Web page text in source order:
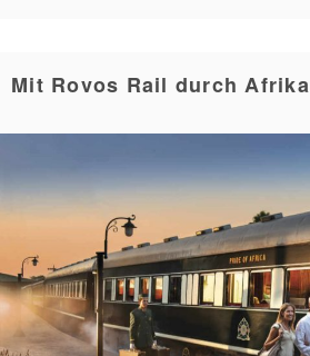
Mit Rovos Rail durch Afrika